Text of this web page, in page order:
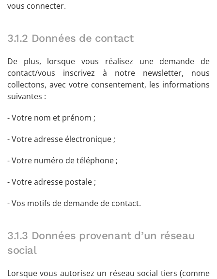
vous connecter.
3.1.2 Données de contact
De plus, lorsque vous réalisez une demande de
contact/vous inscrivez à notre newsletter, nous
collectons, avec votre consentement, les informations
suivantes :
- Votre nom et prénom ;
- Votre adresse électronique ;
- Votre numéro de téléphone ;
- Votre adresse postale ;
- Vos motifs de demande de contact.
3.1.3 Données provenant d’un réseau
social
Lorsque vous autorisez un réseau social tiers (comme